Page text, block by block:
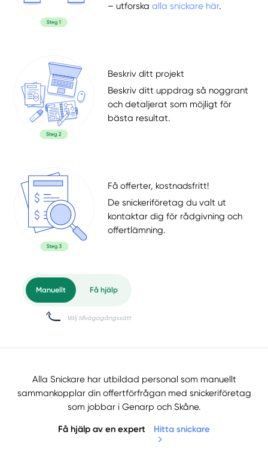
– utforskaalla snickare här.
Beskriv ditt projekt
Beskriv ditt uppdrag så noggrant
och detaljerat som möjligt för
bästa resultat.
Få offerter, kostnadsfritt!
De snickeriföretag du valt ut
kontaktar dig för rådgivning och
offertlämning.
Alla Snickare har utbildad personal som manuellt
sammankopplar din offertförfrågan med snickeriföretag
som jobbar i Genarp och Skåne.
Få hjälp av en expert Hitta snickare